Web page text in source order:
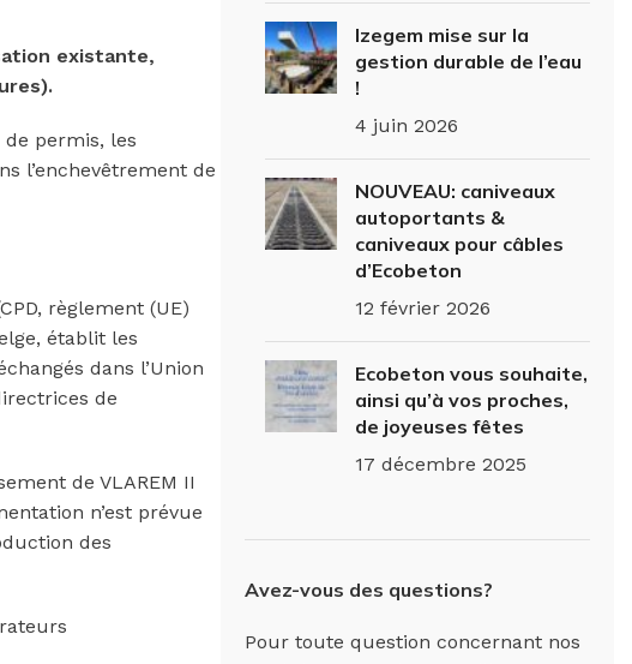
existante,
permis, les
l’enchevêtrement de
règlement (UE)
établit les
dans l’Union
de
de VLAREM II
n’est prévue
des
Izegem mise sur la
gestion durable de l’eau
!
4 juin 2026
NOUVEAU: caniveaux
autoportants &
caniveaux pour câbles
d’Ecobeton
12 février 2026
Ecobeton vous souhaite,
ainsi qu’à vos proches,
de joyeuses fêtes
17 décembre 2025
Avez-vous des questions?
Pour toute question concernant nos